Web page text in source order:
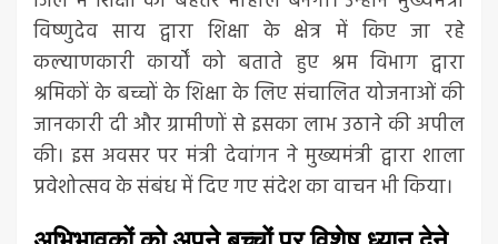
विष्णुदेव साय द्वारा शिक्षा के क्षेत्र में किए जा रहे
कल्याणकारी कार्यों को बताते हुए श्रम विभाग द्वारा
श्रमिकों के बच्चों के शिक्षा के लिए संचालित योजनाओं की
जानकारी दी और ग्रामीणों से इसका लाभ उठाने की अपील
की। इस अवसर पर मंत्री देवांगन ने मुख्यमंत्री द्वारा शाला
प्रवेशोत्सव के संबंध में दिए गए संदेश का वाचन भी किया।